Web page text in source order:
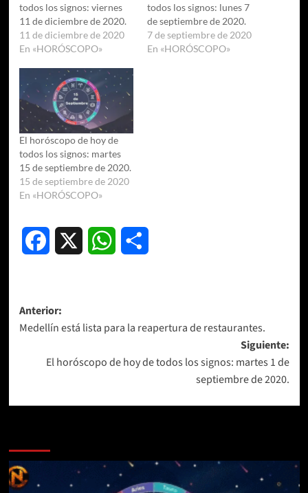
todos los signos: viernes
11 de diciembre de 2020.
11 de diciembre de 2020
En «HORÓSCOPO»
todos los signos: lunes 7
de septiembre de 2020.
7 de septiembre de 2020
En «HORÓSCOPO»
El horóscopo de hoy de
todos los signos: martes
15 de septiembre de 2020.
15 de septiembre de 2020
En «HORÓSCOPO»
Facebook WhatsApp
Navegación
de
entradas
Anterior:
Medellín está lista para la reapertura de restaurantes.
Siguiente:
El horóscopo de hoy de todos los signos: martes 1 de
septiembre de 2020.